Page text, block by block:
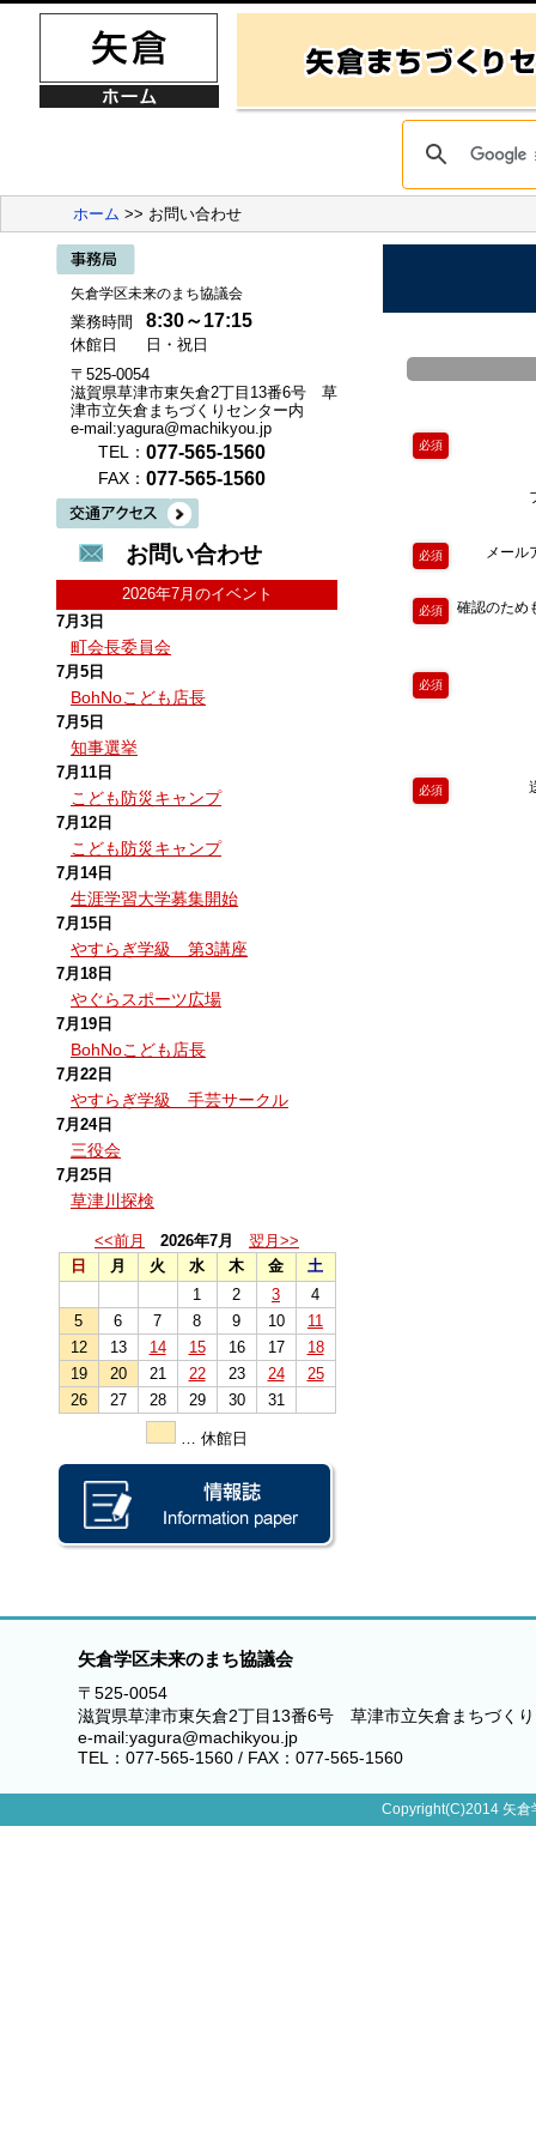
ホーム >> お問い合わせ
矢倉学区未来のまち協議会
業務時間 8:30～17:15
休館日
日・祝日
〒525-0054
滋賀県草津市東矢倉2丁目13番6号 草
津市立矢倉まちづくりセンター内
e-mail:yagura@machikyou.jp
TEL： 077-565-1560
FAX： 077-565-1560
お問い合わせ
2026年7月のイベント
7月3日
町会長委員会
7月5日
BohNoこども店長
7月5日
知事選挙
7月11日
こども防災キャンプ
7月12日
こども防災キャンプ
7月14日
生涯学習大学募集開始
7月15日
やすらぎ学級 第3講座
7月18日
やぐらスポーツ広場
7月19日
BohNoこども店長
7月22日
やすらぎ学級 手芸サークル
7月24日
三役会
7月25日
草津川探検
<<前月 2026年7月
翌月>>
日
月 火 水 木 金
土
1
2 3
4
5
6 7 8 9 10
11
12
13 14 15 16 17
18
19
20 21 22 23 24
25
26
27 28 29 30 31
… 休館日
必須
必須 メール
必須 確認のため
必須
必須
矢倉学区未来のまち協議会
〒525-0054
滋賀県草津市東矢倉2丁目13番6号 草津市立矢倉まちづく
e-mail:yagura@machikyou.jp
TEL：077-565-1560 / FAX：077-565-1560
Copyright(C)2014 矢倉